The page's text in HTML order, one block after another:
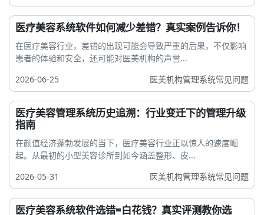
医疗美容系统软件如何减少差错？真实案例告诉你！
在医疗美容行业，差错的出现可能会导致严重的后果，不仅影响
患者的体验和安全，还可能对医美机构的声誉...
2026-06-25
医美机构管理系统常见问题
医疗美容管理系统历史追溯：行业变迁下的管理升级
指南
在颜值经济蓬勃发展的当下，医疗美容行业正以惊人的速度崛
起。从最初的小型美容诊所到如今涵盖整形、皮...
2026-05-31
医美机构管理系统常见问题
医疗美容系统软件选错=白花钱？真实评测教你选